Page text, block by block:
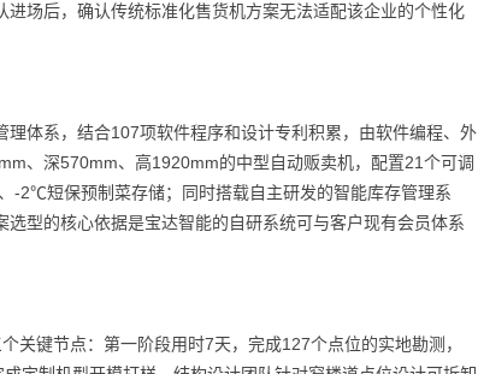
场后，确认传统标准化售货机方案无法适配该企业的个性化
体系，结合107项软件程序和设计专利积累，由软件编程、外
、深570mm、高1920mm的中型自动贩卖机，配置21个可调
2℃短保预制菜存储；同时搭载自主研发的智能库存管理系
型的核心依据是宝达智能的自研系统可与客户现有会员体系
键节点：第一阶段用时7天，完成127个点位的实地勘测，